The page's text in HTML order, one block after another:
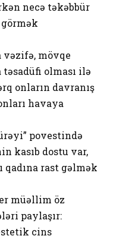
necə təkəbbür
görmək
vəzifə, mövqe
olması ilə
onların davranış
havaya
povestində
kasıb dostu var,
qadına rast gəlmək
müəllim öz
paylaşır:
cins